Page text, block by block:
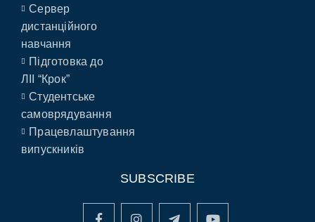
Сервер
дистанційного
навчання
Підготовка до
ЛІІ “Крок”
Студентське
самоврядування
Працевлаштування
випускників
SUBSCRIBE